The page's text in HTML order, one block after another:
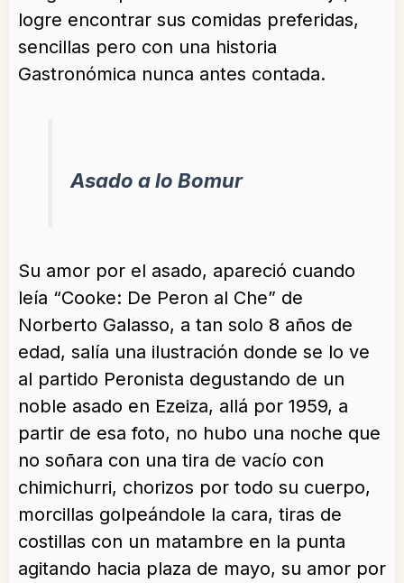
logre encontrar sus comidas preferidas,
sencillas pero con una historia
Gastronómica nunca antes contada.
Asado a lo Bomur
Su amor por el asado, apareció cuando
leía “Cooke: De Peron al Che” de
Norberto Galasso, a tan solo 8 años de
edad, salía una ilustración donde se lo ve
al partido Peronista degustando de un
noble asado en Ezeiza, allá por 1959, a
partir de esa foto, no hubo una noche que
no soñara con una tira de vacío con
chimichurri, chorizos por todo su cuerpo,
morcillas golpeándole la cara, tiras de
costillas con un matambre en la punta
agitando hacia plaza de mayo, su amor por